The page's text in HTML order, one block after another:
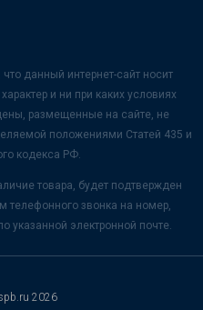
данный интернет-сайт носит
и ни при каких условиях
размещенные на сайте, не
положениями Статей 435 и
кодекса РФ.
товара, будет подтвержден
звонка на номер,
указанной электронной почте.
2026